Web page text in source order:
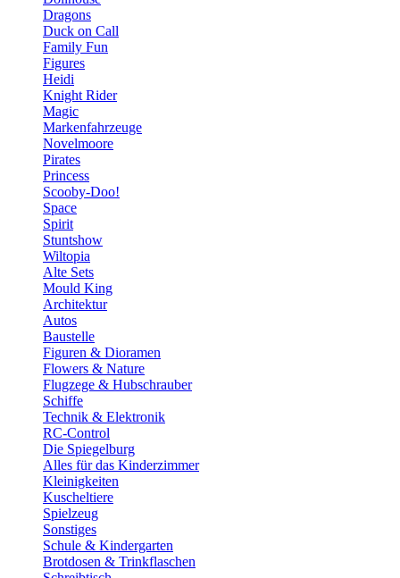
Dragons
Duck on Call
Family Fun
Figures
Heidi
Knight Rider
Magic
Markenfahrzeuge
Novelmoore
Pirates
Princess
Scooby-Doo!
Space
Spirit
Stuntshow
Wiltopia
Alte Sets
Mould King
Architektur
Autos
Baustelle
Figuren & Dioramen
Flowers & Nature
Flugzege & Hubschrauber
Schiffe
Technik & Elektronik
RC-Control
Die Spiegelburg
Alles für das Kinderzimmer
Kleinigkeiten
Kuscheltiere
Spielzeug
Sonstiges
Schule & Kindergarten
Brotdosen & Trinkflaschen